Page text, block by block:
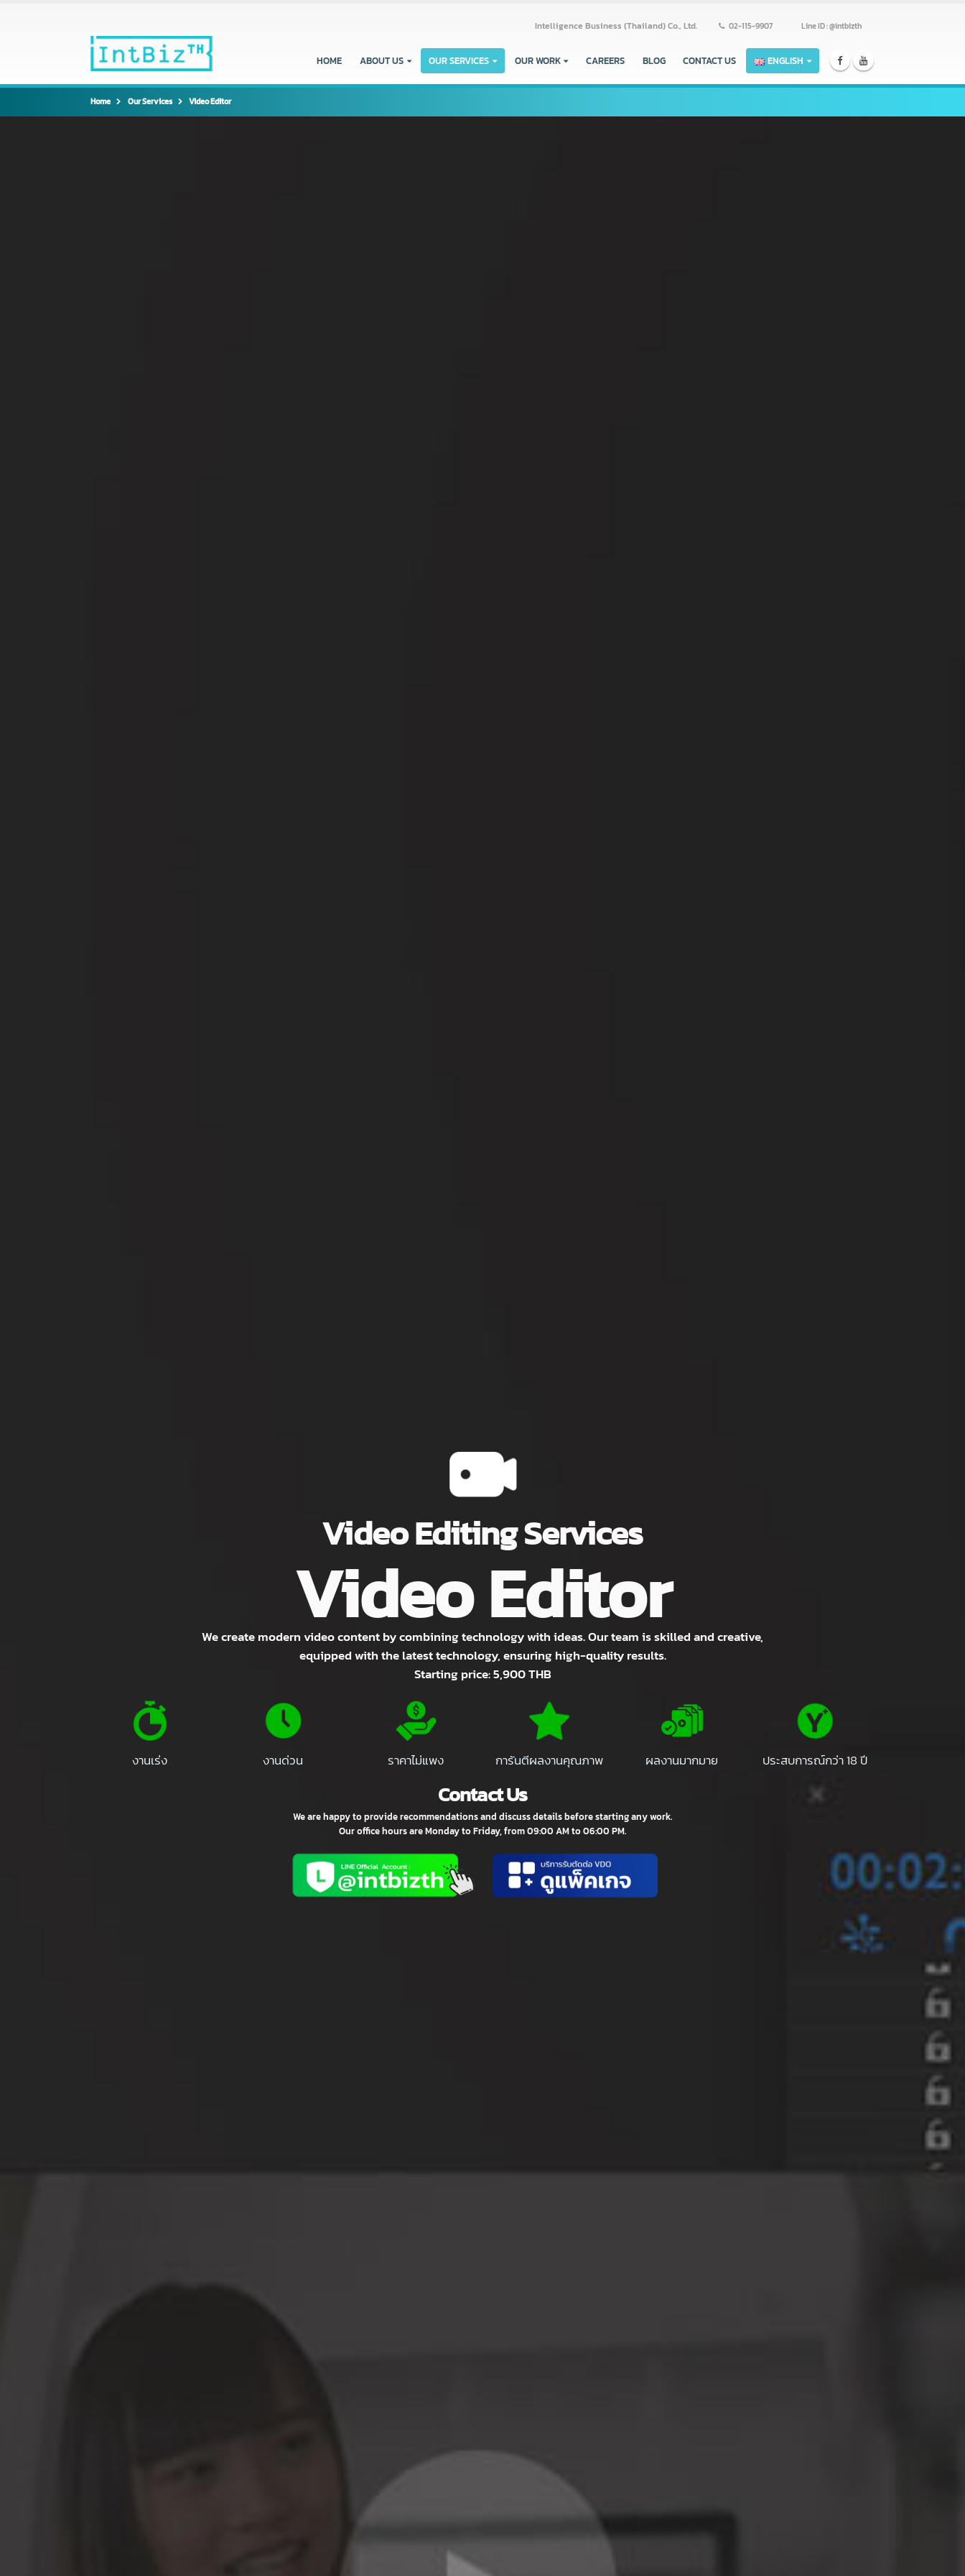
Intelligence Business (Thailand) Co., Ltd. 02-115-9907 Line ID : @intbizth
HOME ABOUT US OUR SERVICES OUR WORK CAREERS BLOG CONTACT US ENGLISH
Home Our Services Video Editor
Video Editing Services
Video Editor
We create modern video content by combining technology with ideas. Our team is skilled and creative,
equipped with the latest technology, ensuring high-quality results.
Starting price: 5,900 THB
งานด่วน ราคาไม่แพง การันตีผลงานคุณภาพ ประสบการณ์กว่า 18 ปี
Contact Us